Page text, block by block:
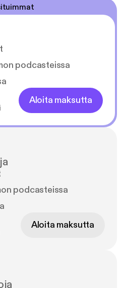
podcasteissa
Aloita maksutta
podcasteissa
Aloita maksutta